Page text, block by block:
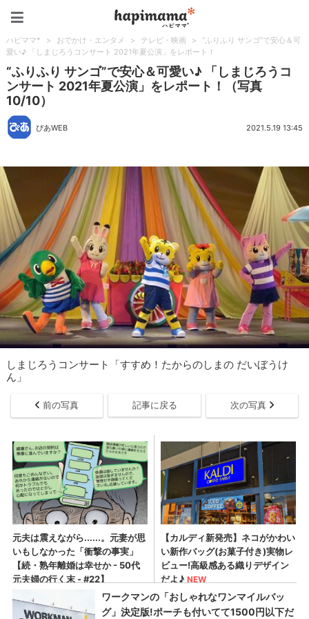
ハピママ* > おでかけ・エンタメ > テレビ・映画 >
“ふりふり サンゴ”で安心＆可
愛い♪ 「しまじろうコンサート 2021年夏公演」をレポート！
“ふりふり サンゴ”で安心＆可愛い♪ 「しまじろうコ
ンサート 2021年夏公演」をレポート！（写真
10/10）
ぴあWEB 2021.5.19 13:45
しまじろうコンサート「すすめ！たからのしまの だいぼうけ
ん」
前の写真 記事に戻る 次の写真